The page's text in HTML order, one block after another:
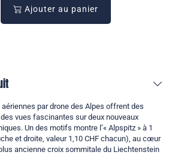
Ajouter au panier
par drone des Alpes offrent des
vues fascinantes sur deux nouveaux
Un des motifs montre l’« Alpspitz » à 1
et droite, valeur 1,10 CHF chacun), au cœur
ancienne croix sommitale du Liechtenstein